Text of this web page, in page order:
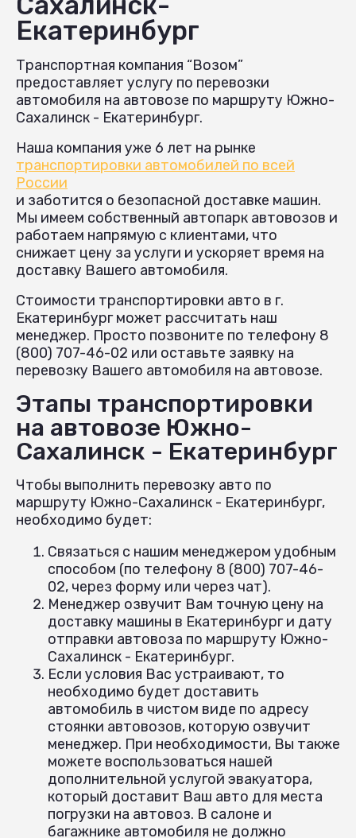
Екатеринбург
Транспортная компания “Возом”
предоставляет услугу по перевозки
автомобиля на автовозе по маршруту Южно-
Сахалинск - Екатеринбург.
Наша компания уже 6 лет на рынке
транспортировки автомобилей по всей
России
и заботится о безопасной доставке машин.
Мы имеем собственный автопарк автовозов и
работаем напрямую с клиентами, что
снижает цену за услуги и ускоряет время на
доставку Вашего автомобиля.
Стоимости транспортировки авто в г.
Екатеринбург может рассчитать наш
менеджер. Просто позвоните по телефону 8
(800) 707-46-02 или оставьте заявку на
перевозку Вашего автомобиля на автовозе.
Этапы транспортировки
на автовозе Южно-
Сахалинск - Екатеринбург
Чтобы выполнить перевозку авто по
маршруту Южно-Сахалинск - Екатеринбург,
необходимо будет:
Связаться с нашим менеджером удобным
способом (по телефону 8 (800) 707-46-
02, через форму или через чат).
Менеджер озвучит Вам точную цену на
доставку машины в Екатеринбург и дату
отправки автовоза по маршруту Южно-
Сахалинск - Екатеринбург.
Если условия Вас устраивают, то
необходимо будет доставить
автомобиль в чистом виде по адресу
стоянки автовозов, которую озвучит
менеджер. При необходимости, Вы также
можете воспользоваться нашей
дополнительной услугой эвакуатора,
который доставит Ваш авто для места
погрузки на автовоз. В салоне и
багажнике автомобиля не должно